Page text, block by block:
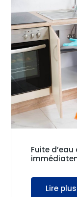
Fuite
Lire plus